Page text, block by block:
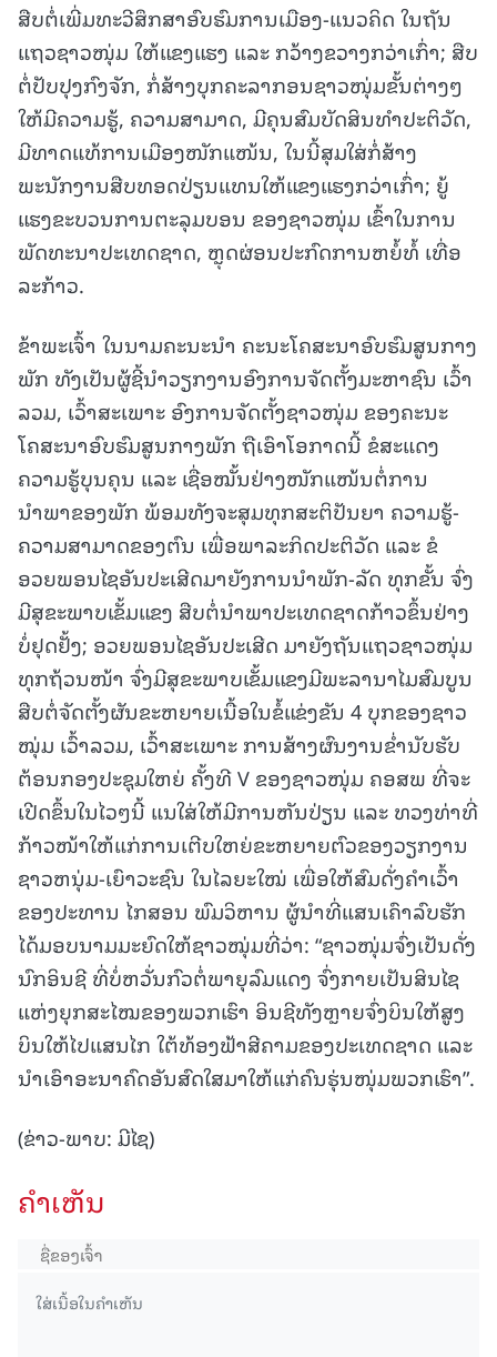
ສືບຕໍ່ເພີ່ມທະວີສຶກສາອົບຮົມການເມືອງ-ແນວຄິດ ໃນຖັນ
ແຖວຊາວໜຸ່ມ ໃຫ້ແຂງແຮງ ແລະ ກວ້າງຂວາງກວ່າເກົ່າ; ສືບ
ຕໍ່ປັບປຸງກົງຈັກ, ກໍ່ສ້າງບຸກຄະລາກອນຊາວໜຸ່ມຂັ້ນຕ່າງໆ
ໃຫ້ມີຄວາມຮູ້, ຄວາມສາມາດ, ມີຄຸນສົມບັດສິນທໍາປະຕິວັດ,
ມີທາດແທ້ການເມືອງໜັກແໜ້ນ, ໃນນີ້ສຸມໃສ່ກໍ່ສ້າງ
ພະນັກງານສືບທອດປ່ຽນແທນໃຫ້ແຂງແຮງກວ່າເກົ່າ; ຍູ້
ແຮງຂະບວນການຕະລຸມບອນ ຂອງຊາວໜຸ່ມ ເຂົ້າໃນການ
ພັດທະນາປະເທດຊາດ, ຫຼຸດຜ່ອນປະກົດການຫຍໍ້ທໍ້ ເທື່ອ
ລະກ້າວ.
ຂ້າພະເຈົ້າ ໃນນາມຄະນະນໍາ ຄະນະໂຄສະນາອົບຮົມສູນກາງ
ພັກ ທັງເປັນຜູ້ຊີ້ນໍາວຽກງານອົງການຈັດຕັ້ງມະຫາຊົນ ເວົ້າ
ລວມ, ເວົ້າສະເພາະ ອົງການຈັດຕັ້ງຊາວໜຸ່ມ ຂອງຄະນະ
ໂຄສະນາອົບຮົມສູນກາງພັກ ຖືເອົາໂອກາດນີ້ ຂໍສະແດງ
ຄວາມຮູ້ບຸນຄຸນ ແລະ ເຊື່ອໝັ້ນຢ່າງໜັກແໜ້ນຕໍ່ການ
ນຳພາຂອງພັກ ພ້ອມທັງຈະສຸມທຸກສະຕິປັນຍາ ຄວາມຮູ້-
ຄວາມສາມາດຂອງຕົນ ເພື່ອພາລະກິດປະຕິວັດ ແລະ ຂໍ
ອວຍພອນໄຊອັນປະເສີດມາຍັງການນໍາພັກ-ລັດ ທຸກຂັ້ນ ຈົ່ງ
ມີສຸຂະພາບເຂັ້ມແຂງ ສືບຕໍ່ນໍາພາປະເທດຊາດກ້າວຂຶ້ນຢ່າງ
ບໍ່ຢຸດຢັ້ງ; ອວຍພອນໄຊອັນປະເສີດ ມາຍັງຖັນແຖວຊາວໜຸ່ມ
ທຸກຖ້ວນໜ້າ ຈົ່ງມີສຸຂະພາບເຂັ້ມແຂງມີພະລານາໄມສົມບູນ
ສືບຕໍ່ຈັດຕັ້ງຜັນຂະຫຍາຍເນື້ອໃນຂໍ້ແຂ່ງຂັນ 4 ບຸກຂອງຊາວ
ໝຸ່ມ ເວົ້າລວມ, ເວົ້າສະເພາະ ການສ້າງຜົນງານຂໍ່ານັບຮັບ
ຕ້ອນກອງປະຊຸມໃຫຍ່ ຄັ້ງທີ V ຂອງຊາວໜຸ່ມ ຄອສພ ທີ່ຈະ
ເປີດຂຶ້ນໃນໄວໆນີ້ ແນໃສ່ໃຫ້ມີການຫັນປ່ຽນ ແລະ ທວງທ່າທີ່
ກ້າວໜ້າໃຫ້ແກ່ການເຕີບໃຫຍ່ຂະຫຍາຍຕົວຂອງວຽກງານ
ຊາວຫນຸ່ມ-ເຍົາວະຊົນ ໃນໄລຍະໃໝ່ ເພື່ອໃຫ້ສົມດັ່ງຄໍາເວົ້າ
ຂອງປະທານ ໄກສອນ ພົມວິຫານ ຜູ້ນໍາທີ່ແສນເຄົາລົບຮັກ
ໄດ້ມອບນາມມະຍົດໃຫ້ຊາວໝຸ່ມທີ່ວ່າ: “ຊາວໜຸ່ມຈົ່ງເປັນດັ່ງ
ນົກອິນຊີ ທີ່ບໍ່ຫວັ່ນກົວຕໍ່ພາຍຸລົມແດງ ຈົ່ງກາຍເປັນສິນໄຊ
ແຫ່ງຍຸກສະໄໝຂອງພວກເຮົາ ອິນຊີທັງຫຼາຍຈົ່ງບິນໃຫ້ສູງ
ບິນໃຫ້ໄປແສນໄກ ໃຕ້ທ້ອງຟ້າສີຄາມຂອງປະເທດຊາດ ແລະ
ນຳເອົາອະນາຄົດອັນສົດໃສມາໃຫ້ແກ່ຄົນຮຸ່ນໜຸ່ມພວກເຮົາ”.
(ຂ່າວ-ພາບ: ມີໄຊ)
ຄໍາເຫັນ